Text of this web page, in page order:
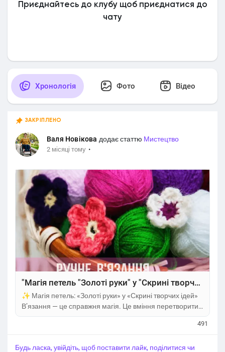
Приєднайтесь до клубу щоб приєднатися до
чату
Хронологія Фото Відео
ЗАКРІПЛЕНО
Валя Новікова додає статтю Мистецтво
2 місяці тому ·
"Магія петель "Золоті руки" у "Скрині творчих ідей"
✨ Магія петель: «Золоті руки» у «Скрині творчих ідей»
В’язання — це справжня магія. Це вміння перетворити
звичайний клубочок ниток на щось особливе, тепле та
натхнення. У моїй «Скрині творчих ідей» зібралося вже
491
Будь ласка, увійдіть, щоб поставити лайк, поділитися чи